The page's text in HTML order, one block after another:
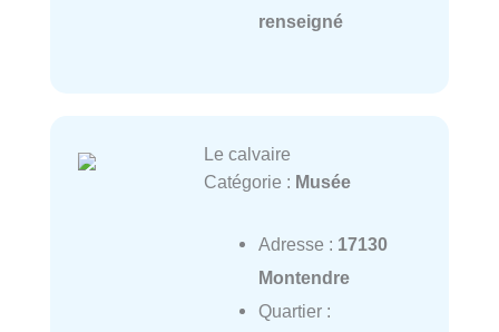
renseigné
Le calvaire
Catégorie : Musée
Adresse : 17130
Montendre
Quartier :